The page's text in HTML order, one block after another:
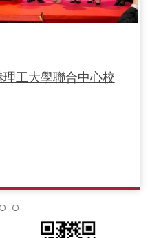
工大學聯合中心校